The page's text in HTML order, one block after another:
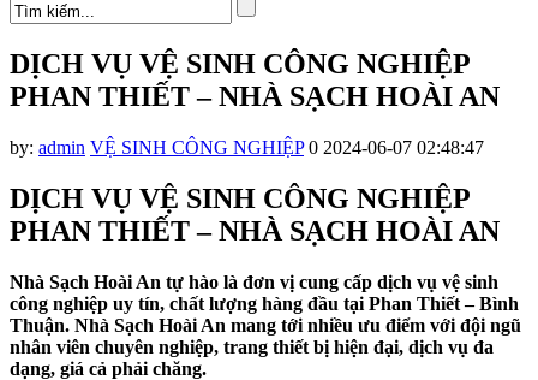
DỊCH VỤ VỆ SINH CÔNG NGHIỆP
PHAN THIẾT – NHÀ SẠCH HOÀI AN
by: admin VỆ SINH CÔNG NGHIỆP 0 2024-06-07 02:48:47
DỊCH VỤ VỆ SINH CÔNG NGHIỆP
PHAN THIẾT – NHÀ SẠCH HOÀI AN
Nhà Sạch Hoài An tự hào là đơn vị cung cấp dịch vụ vệ sinh
công nghiệp uy tín, chất lượng hàng đầu tại Phan Thiết – Bình
Thuận. Nhà Sạch Hoài An mang tới nhiều ưu điểm với đội ngũ
nhân viên chuyên nghiệp, trang thiết bị hiện đại, dịch vụ đa
dạng, giá cả phải chăng.